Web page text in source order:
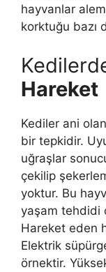
hayvanlar
korktuğu bazı
Hareket
Kediler ani
bir tepkidir.
uğraşlar
çekilip
yoktur. Bu
yaşam tehdidi
Hareket eden
Elektrik
örnektir.